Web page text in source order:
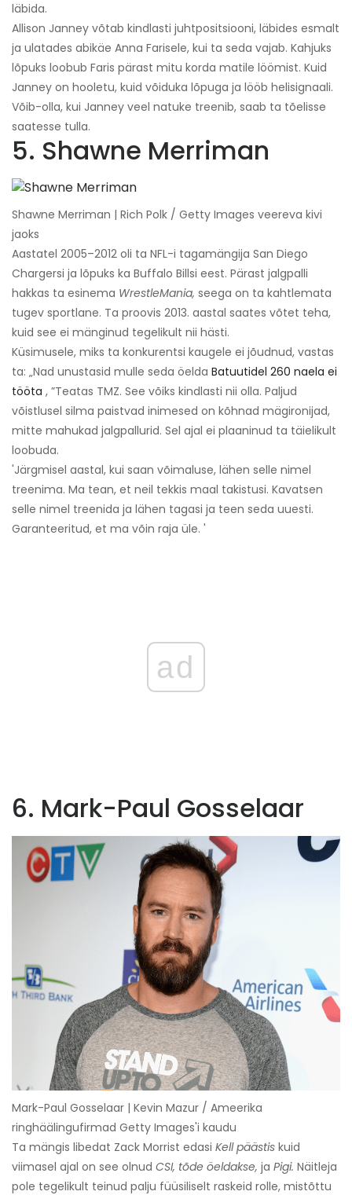
läbida.
Allison Janney võtab kindlasti juhtpositsiooni, läbides esmalt
ja ulatades abikäe Anna Farisele, kui ta seda vajab. Kahjuks
lõpuks loobub Faris pärast mitu korda matile löömist. Kuid
Janney on hooletu, kuid võiduka lõpuga ja lööb helisignaali.
Võib-olla, kui Janney veel natuke treenib, saab ta tõelisse
saatesse tulla.
5. Shawne Merriman
Shawne Merriman | Rich Polk / Getty Images veereva kivi
jaoks
Aastatel 2005–2012 oli ta NFL-i tagamängija San Diego
Chargersi ja lõpuks ka Buffalo Billsi eest. Pärast jalgpalli
hakkas ta esinema WrestleMania, seega on ta kahtlemata
tugev sportlane. Ta proovis 2013. aastal saates võtet teha,
kuid see ei mänginud tegelikult nii hästi.
Küsimusele, miks ta konkurentsi kaugele ei jõudnud, vastas
ta: „Nad unustasid mulle seda öelda Batuutidel 260 naela ei
tööta , ”Teatas TMZ. See võiks kindlasti nii olla. Paljud
võistlusel silma paistvad inimesed on kõhnad mägironijad,
mitte mahukad jalgpallurid. Sel ajal ei plaaninud ta täielikult
loobuda.
'Järgmisel aastal, kui saan võimaluse, lähen selle nimel
treenima. Ma tean, et neil tekkis maal takistusi. Kavatsen
selle nimel treenida ja lähen tagasi ja teen seda uuesti.
Garanteeritud, et ma võin raja üle. '
ad
6. Mark-Paul Gosselaar
Mark-Paul Gosselaar | Kevin Mazur / Ameerika
ringhäälingufirmad Getty Images'i kaudu
Ta mängis libedat Zack Morrist edasi Kell päästis kuid
viimasel ajal on see olnud CSI, tõde öeldakse, ja Pigi. Näitleja
pole tegelikult teinud palju füüsiliselt raskeid rolle, mistõttu